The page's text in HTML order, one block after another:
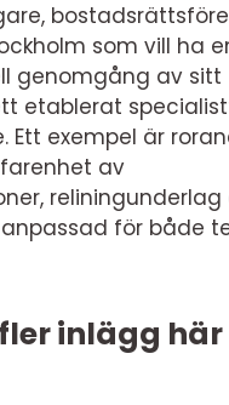
som vill ha
genomgång av sitt
etablerat
exempel är
av
reliningunderlag
för både
inlägg här